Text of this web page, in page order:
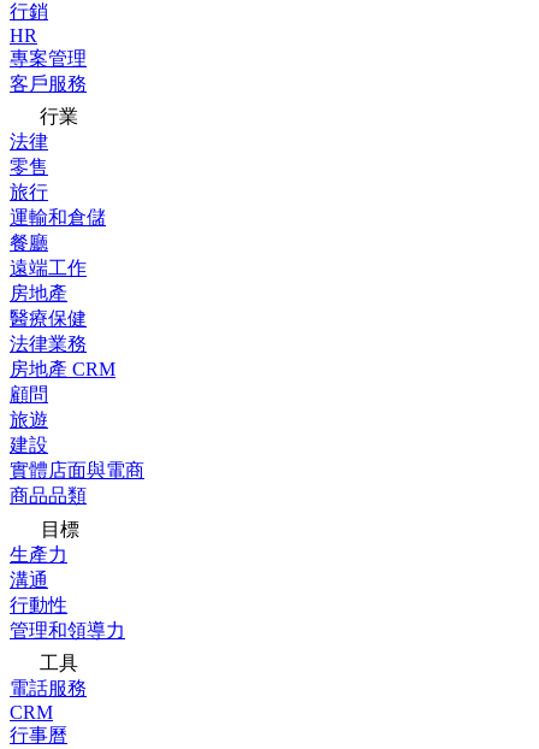
行銷
HR
專案管理
客戶服務
行業
法律
零售
旅行
運輸和倉儲
餐廳
遠端工作
房地產
醫療保健
法律業務
房地產 CRM
顧問
旅遊
建設
實體店面與電商
商品品類
目標
生產力
溝通
行動性
管理和領導力
工具
電話服務
CRM
行事曆